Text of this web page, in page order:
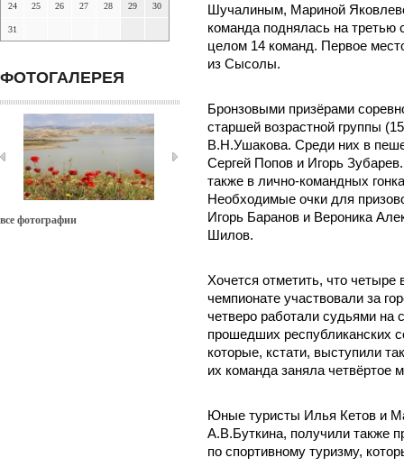
24 25 26 27 28 29 30
31
ФОТОГАЛЕРЕЯ
все фотографии
Шучалиным, Мариной
команда поднялась на третью
целом 14 команд. Первое
из Сысолы.
Бронзовыми призёрами
старшей возрастной группы
В.Н.Ушакова. Среди них в
Сергей Попов и Игорь
также в лично-командных
Необходимые очки для
Игорь Баранов и Вероника
Шилов.
Хочется отметить, что
чемпионате участвовали за
четверо работали судьями на
прошедших республиканских
которые, кстати, выступили
их команда заняла четвёртое
Юные туристы Илья Кетов и
А.В.Буткина, получили также
по спортивному туризму,